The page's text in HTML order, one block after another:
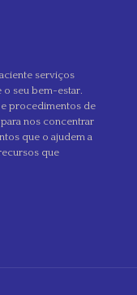
serviços
o seu bem-estar.
procedimentos de
nos concentrar
que o ajudem a
que